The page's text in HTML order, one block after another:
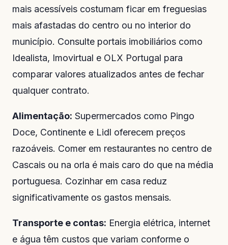
mais acessíveis costumam ficar em freguesias
mais afastadas do centro ou no interior do
município. Consulte portais imobiliários como
Idealista, Imovirtual e OLX Portugal para
comparar valores atualizados antes de fechar
qualquer contrato.
Alimentação: Supermercados como Pingo
Doce, Continente e Lidl oferecem preços
razoáveis. Comer em restaurantes no centro de
Cascais ou na orla é mais caro do que na média
portuguesa. Cozinhar em casa reduz
significativamente os gastos mensais.
Transporte e contas: Energia elétrica, internet
e água têm custos que variam conforme o